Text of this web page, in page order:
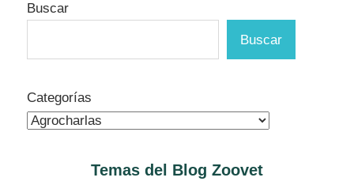
Buscar
Buscar
Categorías
Temas del Blog Zoovet